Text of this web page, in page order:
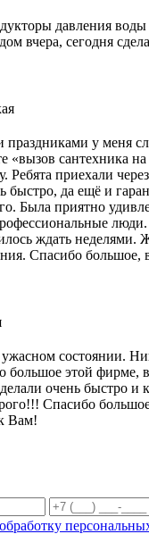
давления
вчера, сегодня
у меня
«вызов сантехника
Ребята приехали
быстро, да ещё и
Была приятно
ждать неделями.
Спасибо большое,
состоянии.
большое этой фирме,
очень быстро и
Спасибо
Вам!
обработку